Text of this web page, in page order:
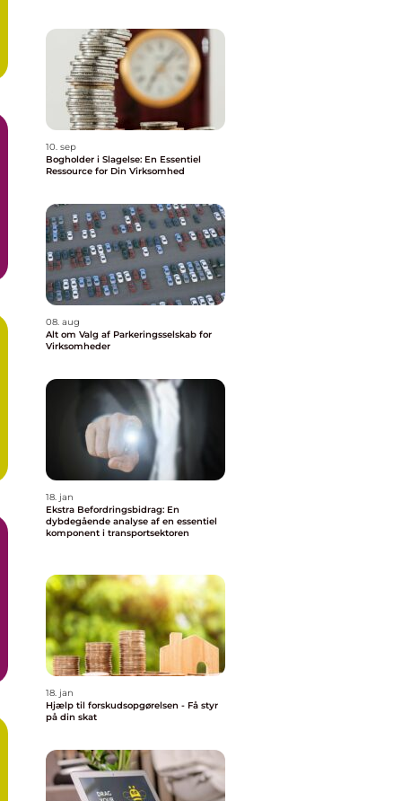
10. sep
Bogholder i Slagelse: En Essentiel
Ressource for Din Virksomhed
08. aug
Alt om Valg af Parkeringsselskab for
Virksomheder
18. jan
Ekstra Befordringsbidrag: En
dybdegående analyse af en essentiel
komponent i transportsektoren
18. jan
Hjælp til forskudsopgørelsen - Få styr
på din skat